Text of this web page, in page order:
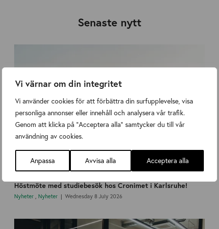
Vi värnar om din integritet
Vi använder cookies för att förbättra din surfupplevelse, visa
personliga annonser eller innehåll och analysera vår trafik.
Genom att klicka på "Acceptera alla" samtycker du till vår
användning av cookies.
Anpassa Avvisa alla Acceptera alla
Senaste nytt
Höstmöte med studiebesök hos Cronimet i Karlsruhe!
Nyheter , Nyheter Wednesday 8 July 2026